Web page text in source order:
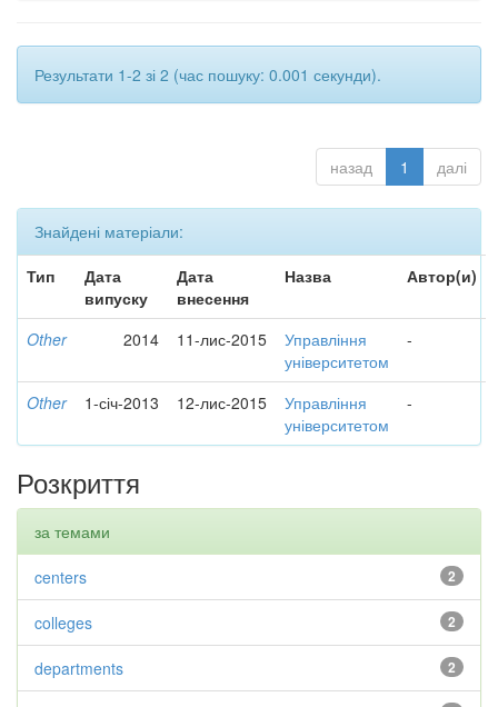
Результати 1-2 зі 2 (час пошуку: 0.001 секунди).
назад 1 далі
Знайдені матеріали:
Тип
Дата
випуску
Дата
внесення
Назва Автор(и)
Other 2014 11-лис-2015
Управління
університетом
-
Other 1-січ-2013 12-лис-2015
Управління
університетом
-
Розкриття
за темами
2
centers
2
colleges
2
departments